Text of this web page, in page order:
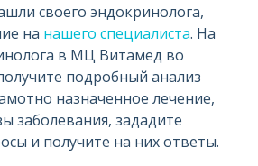
своего эндокринолога,
на нашего специалиста. На
в МЦ Витамед во
подробный анализ
назначенное лечение,
заболевания, зададите
и получите на них ответы.